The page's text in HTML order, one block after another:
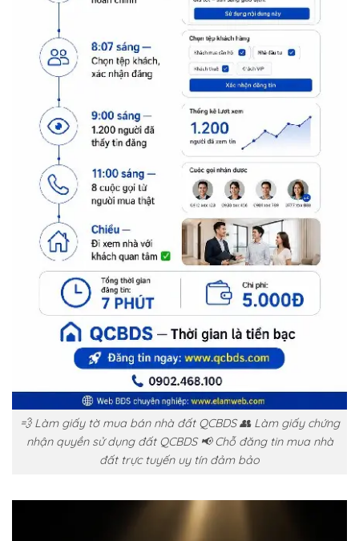
💨 Làm giấy tờ mua bán nhà đất QCBDS 👥 Làm giấy chứng
nhận quyền sử dụng đất QCBDS 📢 Chỗ đăng tin mua nhà
đất trực tuyến uy tín đảm bảo